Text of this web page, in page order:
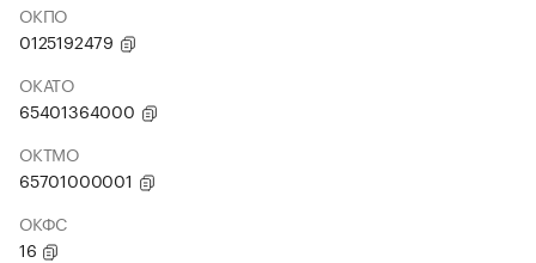
ОКПО
0125192479
ОКАТО
65401364000
ОКТМО
65701000001
ОКФС
16